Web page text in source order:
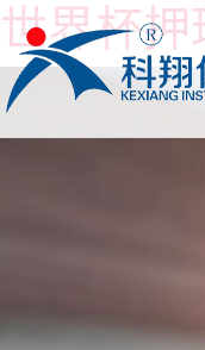
世界杯押